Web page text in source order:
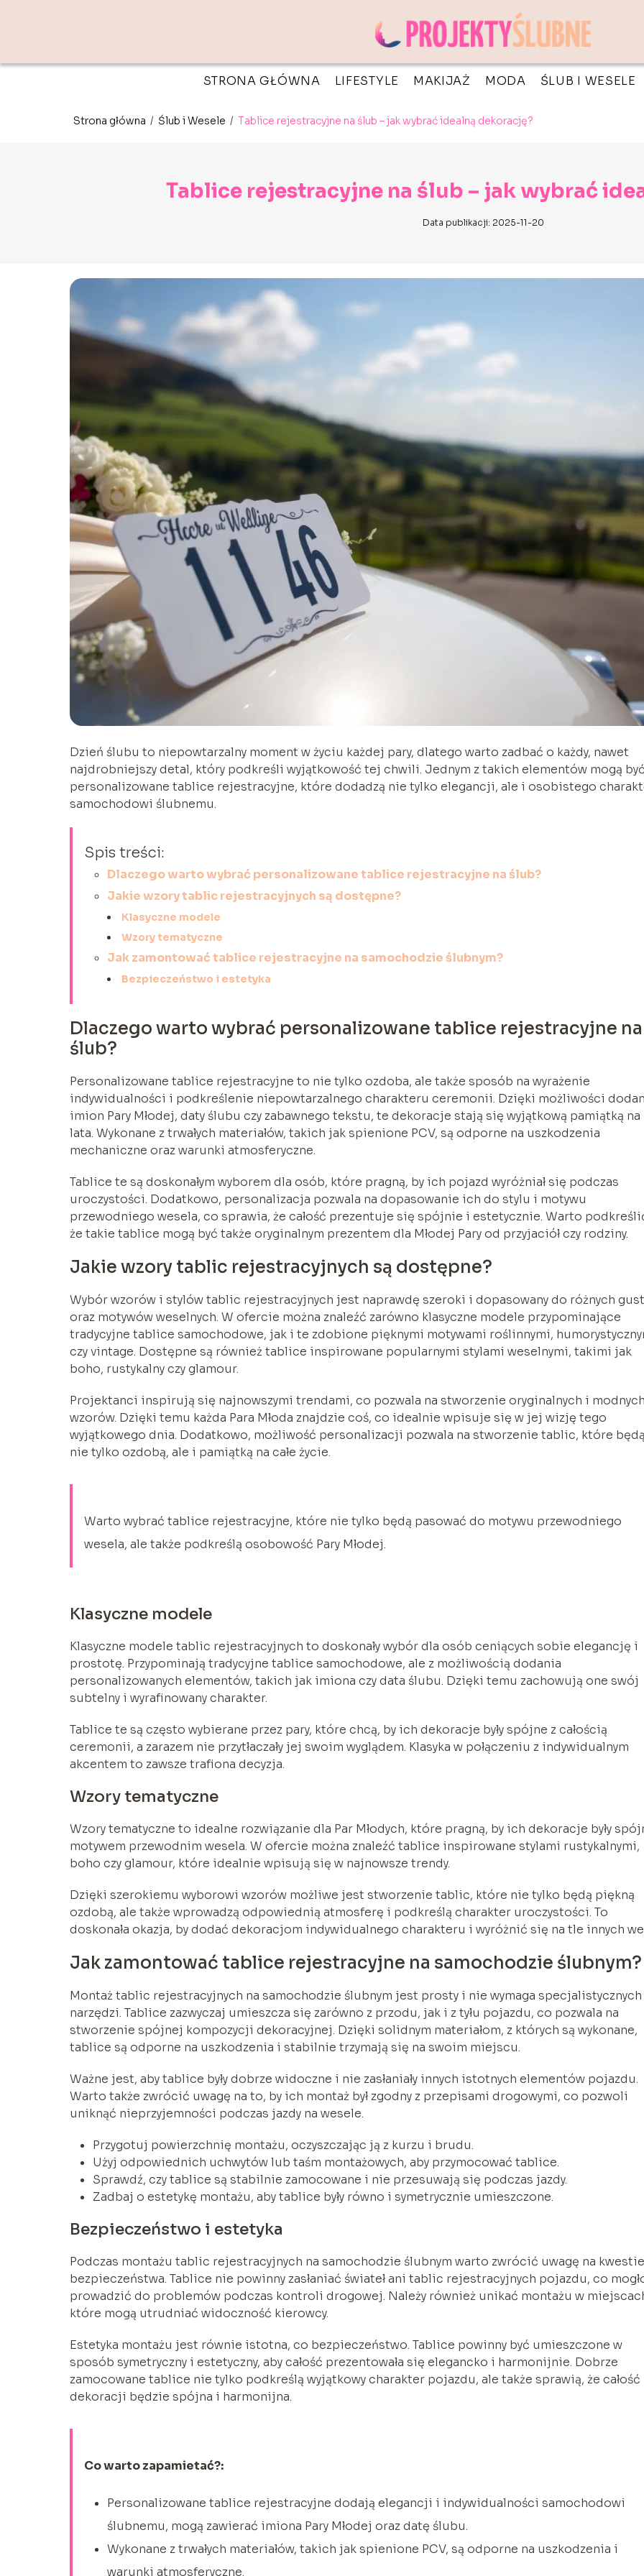
STRONA GŁÓWNA LIFESTYLE MAKIJAŻ MODA ŚLUB I WESELE
Strona główna / Ślub i Wesele / Tablice rejestracyjne na ślub – jak wybrać idealną dekorację?
Tablice rejestracyjne na ślub – jak wybrać
Data publikacji: 2025-11-20
Dzień ślubu to niepowtarzalny moment w życiu każdej pary, dlatego warto zadbać o każdy, nawet
najdrobniejszy detal, który podkreśli wyjątkowość tej chwili. Jednym z takich elementów mogą być
personalizowane tablice rejestracyjne, które dodadzą nie tylko elegancji, ale i osobistego
samochodowi ślubnemu.
Spis treści:
Dlaczego warto wybrać personalizowane tablice rejestracyjne na ślub?
Jakie wzory tablic rejestracyjnych są dostępne?
Klasyczne modele
Wzory tematyczne
Jak zamontować tablice rejestracyjne na samochodzie ślubnym?
Bezpieczeństwo i estetyka
Dlaczego warto wybrać personalizowane tablice rejestracyjne na
ślub?
Personalizowane tablice rejestracyjne to nie tylko ozdoba, ale także sposób na wyrażenie
indywidualności i podkreślenie niepowtarzalnego charakteru ceremonii. Dzięki możliwości
imion Pary Młodej, daty ślubu czy zabawnego tekstu, te dekoracje stają się wyjątkową pamiątką na
lata. Wykonane z trwałych materiałów, takich jak spienione PCV, są odporne na uszkodzenia
mechaniczne oraz warunki atmosferyczne.
Tablice te są doskonałym wyborem dla osób, które pragną, by ich pojazd wyróżniał się podczas
uroczystości. Dodatkowo, personalizacja pozwala na dopasowanie ich do stylu i motywu
przewodniego wesela, co sprawia, że całość prezentuje się spójnie i estetycznie. Warto
że takie tablice mogą być także oryginalnym prezentem dla Młodej Pary od przyjaciół czy rodziny.
Jakie wzory tablic rejestracyjnych są dostępne?
Wybór wzorów i stylów tablic rejestracyjnych jest naprawdę szeroki i dopasowany do różnych
oraz motywów weselnych. W ofercie można znaleźć zarówno klasyczne modele przypominające
tradycyjne tablice samochodowe, jak i te zdobione pięknymi motywami roślinnymi,
czy vintage. Dostępne są również tablice inspirowane popularnymi stylami weselnymi, takimi jak
boho, rustykalny czy glamour.
Projektanci inspirują się najnowszymi trendami, co pozwala na stworzenie oryginalnych i modnych
wzorów. Dzięki temu każda Para Młoda znajdzie coś, co idealnie wpisuje się w jej wizję tego
wyjątkowego dnia. Dodatkowo, możliwość personalizacji pozwala na stworzenie tablic, które będą
nie tylko ozdobą, ale i pamiątką na całe życie.
Warto wybrać tablice rejestracyjne, które nie tylko będą pasować do motywu przewodniego
wesela, ale także podkreślą osobowość Pary Młodej.
Klasyczne modele
Klasyczne modele tablic rejestracyjnych to doskonały wybór dla osób ceniących sobie elegancję i
prostotę. Przypominają tradycyjne tablice samochodowe, ale z możliwością dodania
personalizowanych elementów, takich jak imiona czy data ślubu. Dzięki temu zachowują one swój
subtelny i wyrafinowany charakter.
Tablice te są często wybierane przez pary, które chcą, by ich dekoracje były spójne z całością
ceremonii, a zarazem nie przytłaczały jej swoim wyglądem. Klasyka w połączeniu z indywidualnym
akcentem to zawsze trafiona decyzja.
Wzory tematyczne
Wzory tematyczne to idealne rozwiązanie dla Par Młodych, które pragną, by ich dekoracje były
motywem przewodnim wesela. W ofercie można znaleźć tablice inspirowane stylami rustykalnymi,
boho czy glamour, które idealnie wpisują się w najnowsze trendy.
Dzięki szerokiemu wyborowi wzorów możliwe jest stworzenie tablic, które nie tylko będą piękną
ozdobą, ale także wprowadzą odpowiednią atmosferę i podkreślą charakter uroczystości. To
doskonała okazja, by dodać dekoracjom indywidualnego charakteru i wyróżnić się na tle innych
Jak zamontować tablice rejestracyjne na samochodzie ślubnym?
Montaż tablic rejestracyjnych na samochodzie ślubnym jest prosty i nie wymaga specjalistycznych
narzędzi. Tablice zazwyczaj umieszcza się zarówno z przodu, jak i z tyłu pojazdu, co pozwala na
stworzenie spójnej kompozycji dekoracyjnej. Dzięki solidnym materiałom, z których są wykonane,
tablice są odporne na uszkodzenia i stabilnie trzymają się na swoim miejscu.
Ważne jest, aby tablice były dobrze widoczne i nie zasłaniały innych istotnych elementów pojazdu.
Warto także zwrócić uwagę na to, by ich montaż był zgodny z przepisami drogowymi, co pozwoli
uniknąć nieprzyjemności podczas jazdy na wesele.
Przygotuj powierzchnię montażu, oczyszczając ją z kurzu i brudu.
Użyj odpowiednich uchwytów lub taśm montażowych, aby przymocować tablice.
Sprawdź, czy tablice są stabilnie zamocowane i nie przesuwają się podczas jazdy.
Zadbaj o estetykę montażu, aby tablice były równo i symetrycznie umieszczone.
Bezpieczeństwo i estetyka
Podczas montażu tablic rejestracyjnych na samochodzie ślubnym warto zwrócić uwagę na kwestie
bezpieczeństwa. Tablice nie powinny zasłaniać świateł ani tablic rejestracyjnych pojazdu, co
prowadzić do problemów podczas kontroli drogowej. Należy również unikać montażu w
które mogą utrudniać widoczność kierowcy.
Estetyka montażu jest równie istotna, co bezpieczeństwo. Tablice powinny być umieszczone w
sposób symetryczny i estetyczny, aby całość prezentowała się elegancko i harmonijnie. Dobrze
zamocowane tablice nie tylko podkreślą wyjątkowy charakter pojazdu, ale także sprawią, że całość
dekoracji będzie spójna i harmonijna.
Co warto zapamietać?:
Personalizowane tablice rejestracyjne dodają elegancji i indywidualności samochodowi
ślubnemu, mogą zawierać imiona Pary Młodej oraz datę ślubu.
Wykonane z trwałych materiałów, takich jak spienione PCV, są odporne na uszkodzenia i
warunki atmosferyczne.